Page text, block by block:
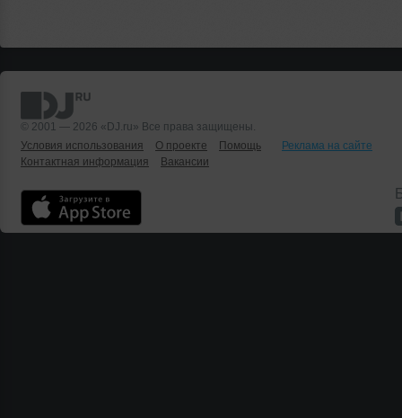
© 2001 — 2026 «DJ.ru» Все права защищены.
Условия использования
О проекте Помощь
Реклама на сайте
Контактная информация
Вакансии